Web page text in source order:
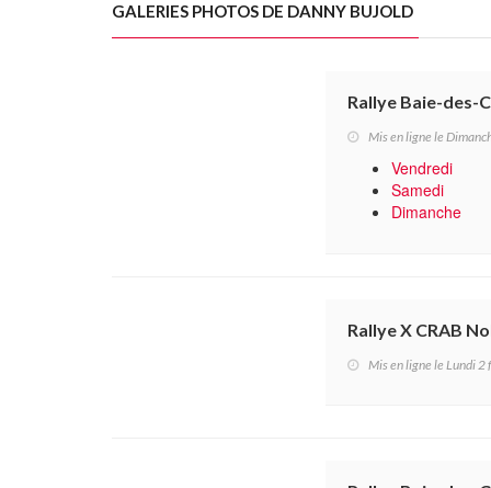
GALERIES PHOTOS DE DANNY BUJOLD
Rallye Baie-des-
Mis en ligne le
Vendredi
Samedi
Dimanche
Rallye X CRAB
Mis en ligne le Lundi